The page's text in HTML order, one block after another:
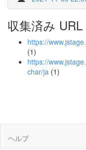
収集済み URL
https://
(1)
https://
char/ja (1)
ヘルプ